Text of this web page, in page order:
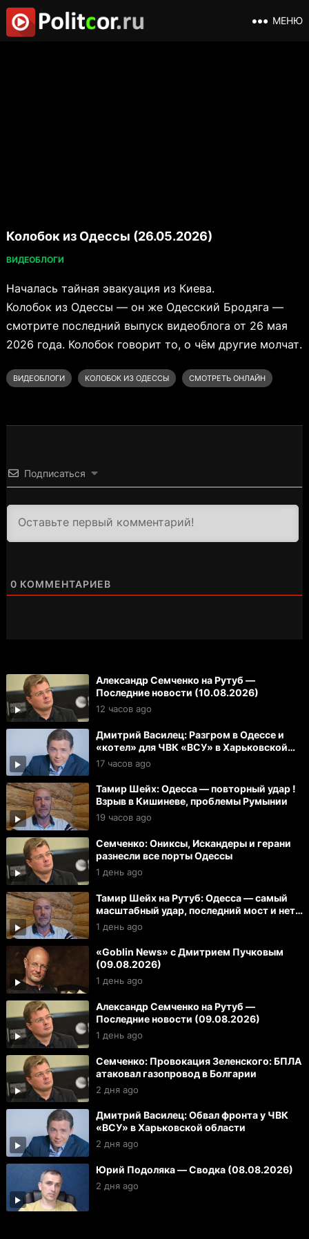
МЕНЮ
Колобок из Одессы (26.05.2026)
ВИДЕОБЛОГИ
Началась тайная эвакуация из Киева.
Колобок из Одессы — он же Одесский Бродяга —
смотрите последний выпуск видеоблога от 26 мая
2026 года. Колобок говорит то, о чём другие молчат.
ВИДЕОБЛОГИ КОЛОБОК ИЗ ОДЕССЫ СМОТРЕТЬ ОНЛАЙН
Подписаться
0 КОММЕНТАРИЕВ
Александр Семченко на Рутуб —
Последние новости (10.08.2026)
12 часов ago
Дмитрий Василец: Разгром в Одессе и
«котел» для ЧВК «ВСУ» в Харьковской
области
17 часов ago
Тамир Шейх: Одесса — повторный удар !
Взрыв в Кишиневе, проблемы Румынии
19 часов ago
Семченко: Ониксы, Искандеры и герани
разнесли все порты Одессы
1 день ago
Тамир Шейх на Рутуб: Одесса — самый
масштабный удар, последний мост и нет
света
1 день ago
«Goblin News» с Дмитрием Пучковым
(09.08.2026)
1 день ago
Александр Семченко на Рутуб —
Последние новости (09.08.2026)
1 день ago
Семченко: Провокация Зеленского: БПЛА
атаковал газопровод в Болгарии
2 дня ago
Дмитрий Василец: Обвал фронта у ЧВК
«ВСУ» в Харьковской области
2 дня ago
Юрий Подоляка — Сводка (08.08.2026)
2 дня ago